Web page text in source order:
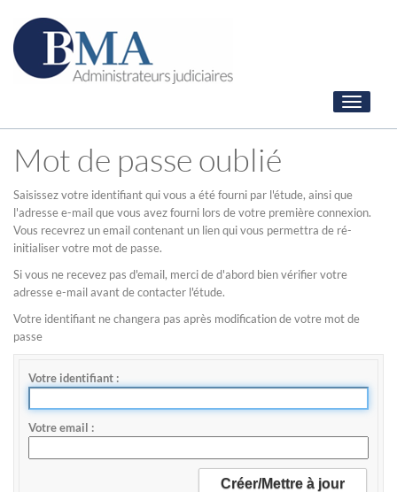
Toggle
Mot de passe oublié
Saisissez votre identifiant qui vous a été fourni par l'étude, ainsi que
l'adresse e-mail que vous avez fourni lors de votre première connexion.
Vous recevrez un email contenant un lien qui vous permettra de ré-
initialiser votre mot de passe.
Si vous ne recevez pas d'email, merci de d'abord bien vérifier votre
adresse e-mail avant de contacter l'étude.
Votre identifiant ne changera pas après modification de votre mot de
passe
Votre identifiant
Votre email